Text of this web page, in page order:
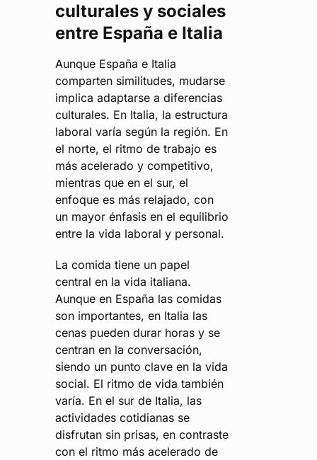
culturales y sociales
entre España e Italia
Aunque España e Italia
comparten similitudes, mudarse
implica adaptarse a diferencias
culturales. En Italia, la estructura
laboral varía según la región. En
el norte, el ritmo de trabajo es
más acelerado y competitivo,
mientras que en el sur, el
enfoque es más relajado, con
un mayor énfasis en el equilibrio
entre la vida laboral y personal.
La comida tiene un papel
central en la vida italiana.
Aunque en España las comidas
son importantes, en Italia las
cenas pueden durar horas y se
centran en la conversación,
siendo un punto clave en la vida
social. El ritmo de vida también
varía. En el sur de Italia, las
actividades cotidianas se
disfrutan sin prisas, en contraste
con el ritmo más acelerado de